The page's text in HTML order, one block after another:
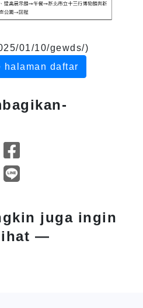
01/10/gewds/)
halaman daftar
juga ingin
—